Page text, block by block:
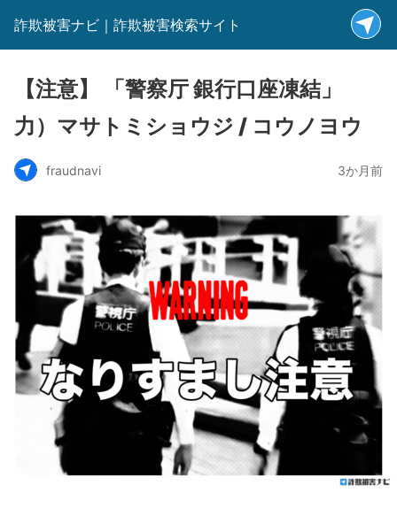
詐欺被害ナビ｜詐欺被害検索サイト
【注意】 「警察厅 銀行口座凍結」
力）マサトミショウジ / コウノヨウ
fraudnavi 3か月前